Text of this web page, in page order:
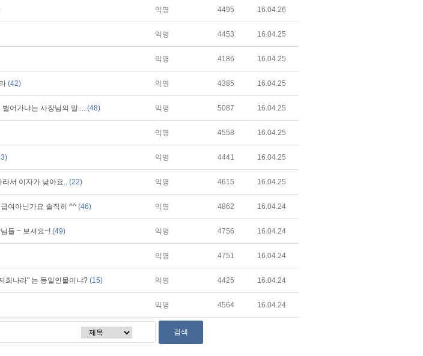
익명 4495 16.04.26
익명 4453 16.04.25
익명 4186 16.04.25
(42) 익명 4385 16.04.25
어가냐는 사장님의 말.... (48) 익명 5087 16.04.25
익명 4558 16.04.25
익명 4441 16.04.25
서 이자가 낮아요.. (22) 익명 4615 16.04.25
여아닌가요 솔직히 ^^ (46) 익명 4862 16.04.24
들 ~ 보셔요~! (49) 익명 4756 16.04.24
익명 4751 16.04.24
희나라" 는 동일인물이냐? (15) 익명 4425 16.04.24
익명 4564 16.04.24